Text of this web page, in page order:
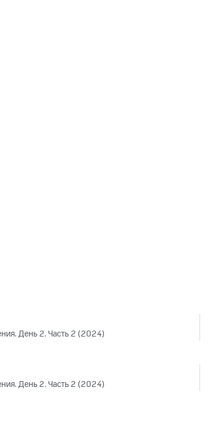
День 2. Часть 2 (2024)
День 2. Часть 2 (2024)